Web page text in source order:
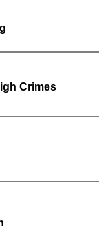
Crimes